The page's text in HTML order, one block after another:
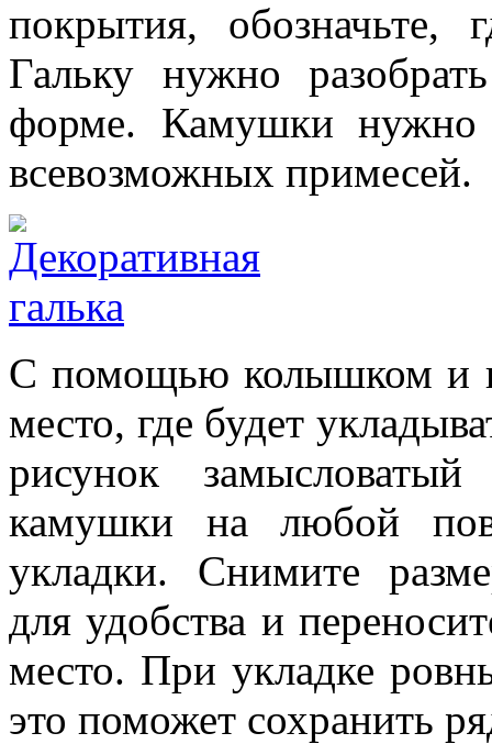
покрытия, обозначьте,
Гальку нужно
форме. Камушки нужно
всевозможных примесей.
С помощью колышком и
место, где будет
рисунок
камушки на любой
укладки. Снимите
для удобства и
место. При укладке
это поможет сохранить